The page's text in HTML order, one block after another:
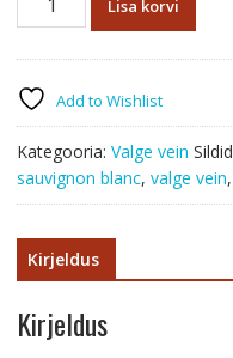
Louis
2021
kogus
Lisa korvi
Add to Wishlist
Kategooria: Valge vein
sauvignon blanc, valge vein,
Kirjeldus
Kirjeldus